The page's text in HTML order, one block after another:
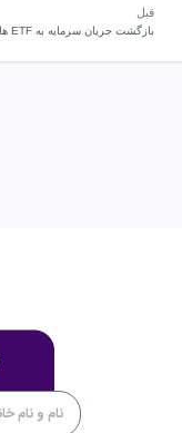
قبل
بازگشت جریان سرمایه به ETF ها و هدف جدید بیت کوین